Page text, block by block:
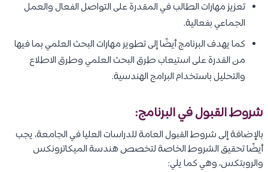
تعزيز مهارات الطالب في المقدرة على التواصل الفعال والعمل
الجماعي بفعالية.
كما يهدف البرنامج أيضًا إلى تطوير مهارات البحث العلمي بما فيها
من القدرة على استيعاب طرق البحث العلمي وطرق الاطلاع
والتحليل باستخدام البرامج الهندسية.
شروط القبول في البرنامج:
بالإضافة إلى شروط القبول العامة للدراسات العليا في الجامعة، يجب
أيضًا تحقيق الشروط الخاصة لتخصص هندسة الميكاترونكس
والروبتكس، وهي كما يلي: